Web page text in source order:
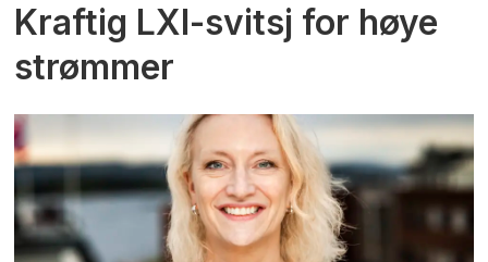
Kraftig LXI-svitsj for høye
strømmer